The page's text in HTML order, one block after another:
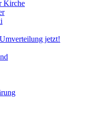
Kirche
jetzt!